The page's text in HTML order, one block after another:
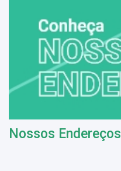
Nossos Endereços